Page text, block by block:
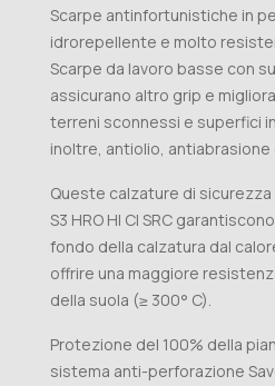
Scarpe antinfortunistiche in
idrorepellente e molto
Scarpe da lavoro basse con
assicurano altro grip e
terreni sconnessi e superfici
inoltre, antiolio, antiabrasione
Queste calzature di
S3 HRO HI CI SRC
fondo della calzatura dal
offrire una maggiore
della suola (≥ 300° C).
Protezione del 100% della
sistema anti-perforazione